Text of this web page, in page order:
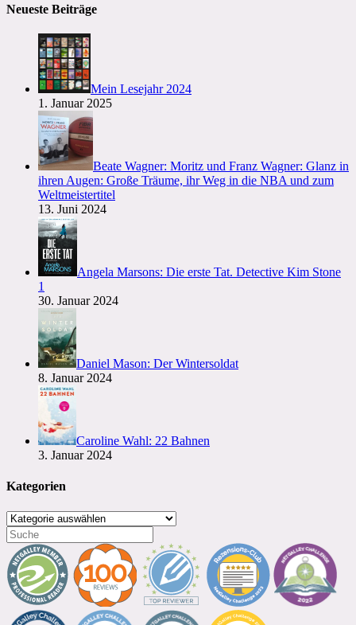
Neueste Beiträge
Mein Lesejahr 2024
1. Januar 2025
Beate Wagner: Moritz und Franz Wagner: Glanz in
ihren Augen: Große Träume, ihr Weg in die NBA und zum
Weltmeistertitel
13. Juni 2024
Angela Marsons: Die erste Tat. Detective Kim Stone
1
30. Januar 2024
Daniel Mason: Der Wintersoldat
8. Januar 2024
Caroline Wahl: 22 Bahnen
3. Januar 2024
Kategorien
Kategorien